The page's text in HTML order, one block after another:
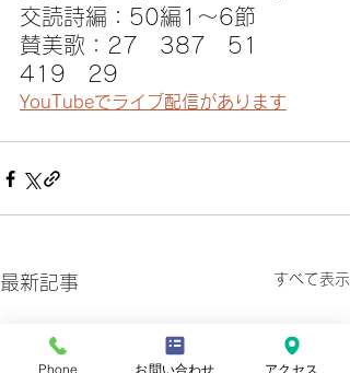
交読詩編：50編1〜6節
賛美歌：27　387　51
419　29
YouTubeでライブ配信があります
最新記事 すべて表示
Phone お問い合わせ アクセス